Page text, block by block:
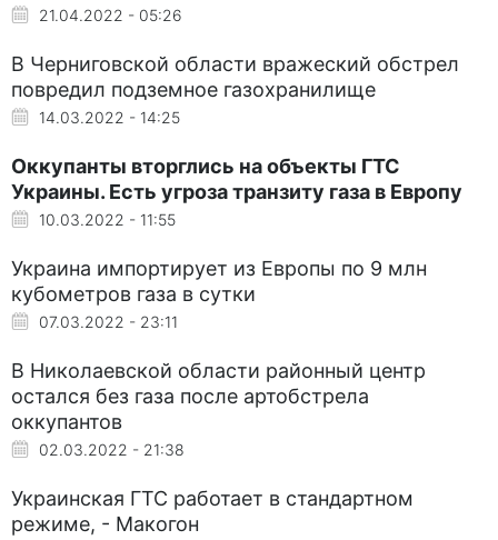
21.04.2022 - 05:26
В Черниговской области вражеский обстрел
повредил подземное газохранилище
14.03.2022 - 14:25
Оккупанты вторглись на объекты ГТС
Украины. Есть угроза транзиту газа в Европу
10.03.2022 - 11:55
Украина импортирует из Европы по 9 млн
кубометров газа в сутки
07.03.2022 - 23:11
В Николаевской области районный центр
остался без газа после артобстрела
оккупантов
02.03.2022 - 21:38
Украинская ГТС работает в стандартном
режиме, - Макогон